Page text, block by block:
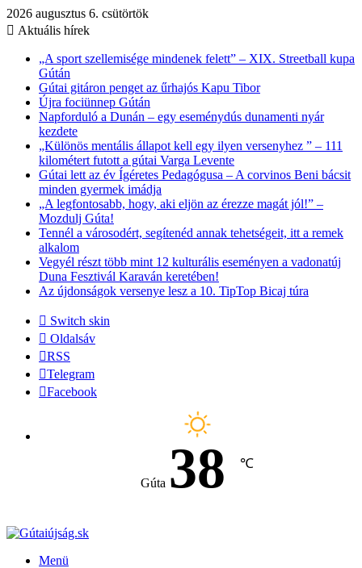
2026 augusztus 6. csütörtök
Aktuális hírek
„A sport szellemisége mindenek felett” – XIX. Streetball kupa
Gútán
Gútai gitáron penget az űrhajós Kapu Tibor
Újra fociünnep Gútán
Napforduló a Dunán – egy eseménydús dunamenti nyár
kezdete
„Különös mentális állapot kell egy ilyen versenyhez ” – 111
kilométert futott a gútai Varga Levente
Gútai lett az év Ígéretes Pedagógusa – A corvinos Beni bácsit
minden gyermek imádja
„A legfontosabb, hogy, aki eljön az érezze magát jól!” –
Mozdulj Gúta!
Tennél a városodért, segítenéd annak tehetségeit, itt a remek
alkalom
Vegyél részt több mint 12 kulturális eseményen a vadonatúj
Duna Fesztivál Karaván keretében!
Az újdonságok versenye lesz a 10. TipTop Bicaj túra
Switch skin
Oldalsáv
RSS
Telegram
Facebook
Gúta 38 ℃
Menü